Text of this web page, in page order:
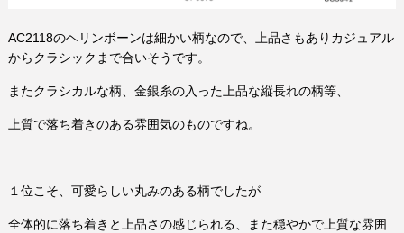
AC2118のヘリンボーンは細かい柄なので、上品さもありカジュアル
からクラシックまで合いそうです。
またクラシカルな柄、金銀糸の入った上品な縦長れの柄等、
上質で落ち着きのある雰囲気のものですね。
１位こそ、可愛らしい丸みのある柄でしたが
全体的に落ち着きと上品さの感じられる、また穏やかで上質な雰囲